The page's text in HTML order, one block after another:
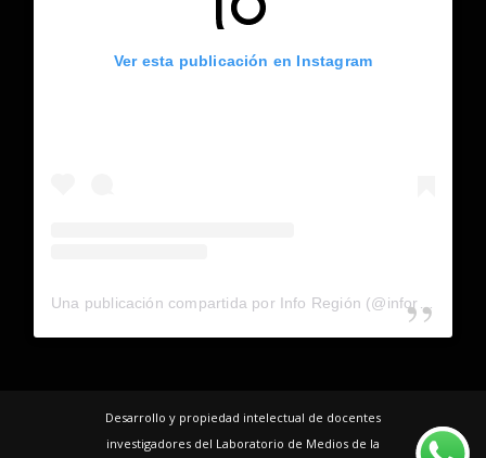
Ver esta publicación en Instagram
Desarrollo y propiedad intelectual de docentes
investigadores del Laboratorio de Medios de la